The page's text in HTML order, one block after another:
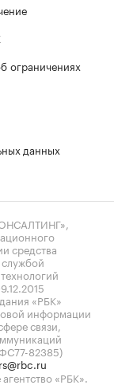
ограничениях
данных
средства
«РБК»
информации
связи,
82385)
«РБК».